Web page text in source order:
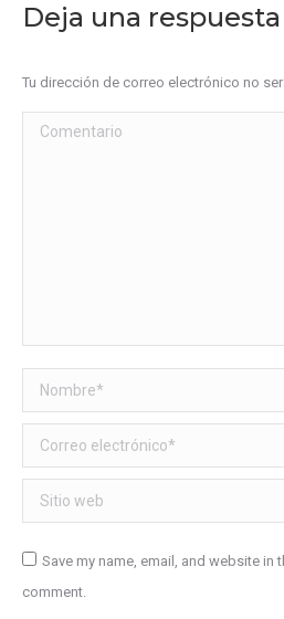
Deja una respuesta
Tu dirección de correo electrónico no
Comentario
Nombre *
Correo electrónico *
Sitio web
Save my name, email, and website in
comment.